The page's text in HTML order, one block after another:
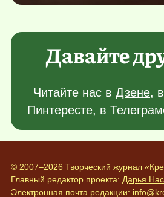
Давайте
Читайте нас в Дзене, в
Пинтересте, в
© 2007–2026 Творческий журнал
Главный редактор проекта: Дарья
Электронная почта редакции: